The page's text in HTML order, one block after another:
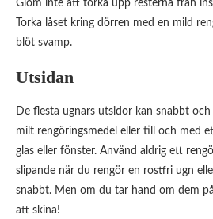
Glöm inte att torka upp resterna från
Torka låset kring dörren med en mild
blöt svamp.
Utsidan
De flesta ugnars utsidor kan snabbt
milt rengöringsmedel eller till och med
glas eller fönster. Använd aldrig ett
slipande när du rengör en rostfri ugn
snabbt. Men om du tar hand om dem
att skina!